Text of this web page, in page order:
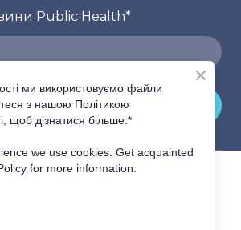
Public Health*
ПІДПИСАТИСЬ
ми використовуємо файли
з нашою Політикою
щоб дізнатися більше.*
we use cookies. Get acquainted
for more information.